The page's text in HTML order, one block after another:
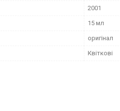
2001
15 мл
оригінал
Квіткові